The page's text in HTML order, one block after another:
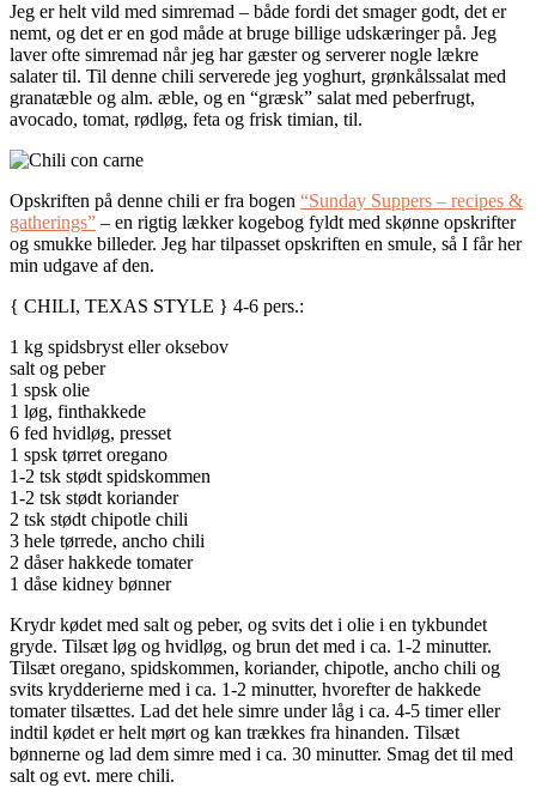
Jeg er helt vild med simremad – både fordi det smager godt, det er
nemt, og det er en god måde at bruge billige udskæringer på. Jeg
laver ofte simremad når jeg har gæster og serverer nogle lækre
salater til. Til denne chili serverede jeg yoghurt, grønkålssalat med
granatæble og alm. æble, og en “græsk” salat med peberfrugt,
avocado, tomat, rødløg, feta og frisk timian, til.
Opskriften på denne chili er fra bogen “Sunday Suppers – recipes &
gatherings” – en rigtig lækker kogebog fyldt med skønne opskrifter
og smukke billeder. Jeg har tilpasset opskriften en smule, så I får her
min udgave af den.
{ CHILI, TEXAS STYLE } 4-6 pers.:
1 kg spidsbryst eller oksebov
salt og peber
1 spsk olie
1 løg, finthakkede
6 fed hvidløg, presset
1 spsk tørret oregano
1-2 tsk stødt spidskommen
1-2 tsk stødt koriander
2 tsk stødt chipotle chili
3 hele tørrede, ancho chili
2 dåser hakkede tomater
1 dåse kidney bønner
Krydr kødet med salt og peber, og svits det i olie i en tykbundet
gryde. Tilsæt løg og hvidløg, og brun det med i ca. 1-2 minutter.
Tilsæt oregano, spidskommen, koriander, chipotle, ancho chili og
svits krydderierne med i ca. 1-2 minutter, hvorefter de hakkede
tomater tilsættes. Lad det hele simre under låg i ca. 4-5 timer eller
indtil kødet er helt mørt og kan trækkes fra hinanden. Tilsæt
bønnerne og lad dem simre med i ca. 30 minutter. Smag det til med
salt og evt. mere chili.